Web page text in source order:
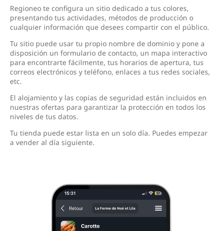
Regioneo te configura un sitio dedicado a tus colores,
presentando tus actividades, métodos de producción o
cualquier información que desees compartir con el público.
Tu sitio puede usar tu propio nombre de dominio y pone a
disposición un formulario de contacto, un mapa interactivo
para encontrarte fácilmente, tus horarios de apertura, tus
correos electrónicos y teléfono, enlaces a tus redes sociales,
etc.
El alojamiento y las copias de seguridad están incluidos en
nuestras ofertas para garantizar la protección en todos los
niveles de tus datos.
Tu tienda puede estar lista en un solo día. Puedes empezar
a vender al día siguiente.